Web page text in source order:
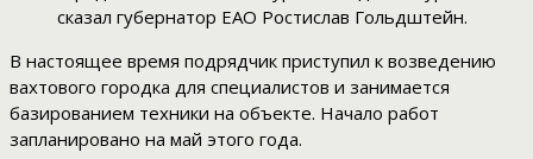
сказал губернатор ЕАО Ростислав Гольдштейн.
В настоящее время подрядчик приступил к возведению
вахтового городка для специалистов и занимается
базированием техники на объекте. Начало работ
запланировано на май этого года.